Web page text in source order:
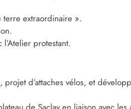
extraordinaire ».
protestant.
d’attaches vélos, et